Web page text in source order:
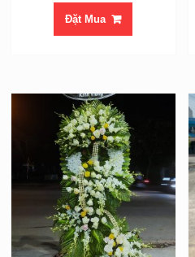
Đặt Mua